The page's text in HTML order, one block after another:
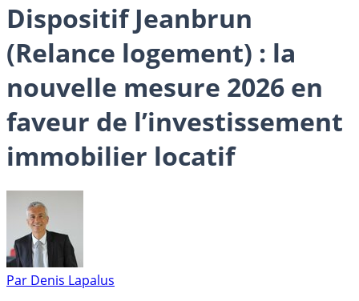
Dispositif Jeanbrun
(Relance logement) : la
nouvelle mesure 2026 en
faveur de l’investissement
immobilier locatif
Par Denis Lapalus